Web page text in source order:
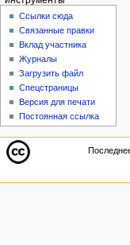
Ссылки сюда
Связанные правки
Вклад участника
Журналы
Загрузить файл
Спецстраницы
Версия для печати
Постоянная ссылка